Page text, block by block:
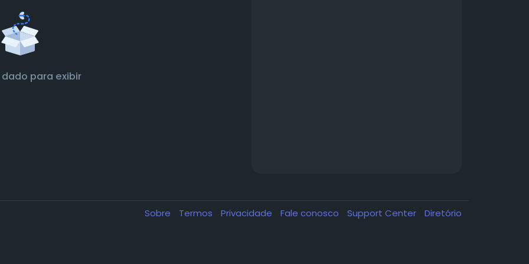
para exibir
Sobre Termos Privacidade Fale conosco Support Center Diretório